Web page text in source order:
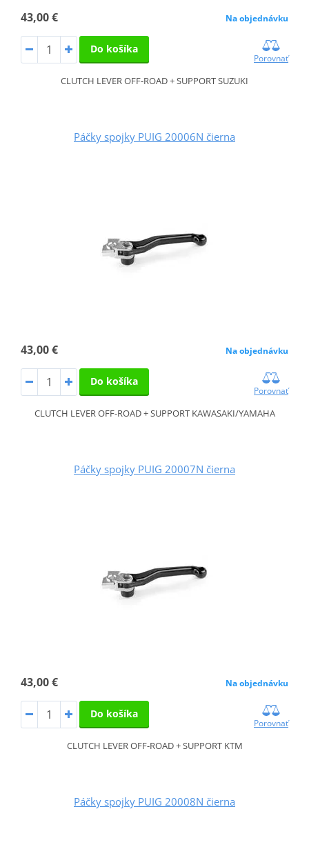
43,00 € Na objednávku
Do košíka
Porovnať
CLUTCH LEVER OFF-ROAD + SUPPORT SUZUKI
Páčky spojky PUIG 20006N čierna
43,00 € Na objednávku
Do košíka
Porovnať
CLUTCH LEVER OFF-ROAD + SUPPORT KAWASAKI/YAMAHA
Páčky spojky PUIG 20007N čierna
43,00 € Na objednávku
Do košíka
Porovnať
CLUTCH LEVER OFF-ROAD + SUPPORT KTM
Páčky spojky PUIG 20008N čierna